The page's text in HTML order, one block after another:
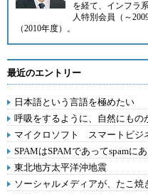
を経て、インフラ
人特別会員（～
（2010年度）。
最近のエントリー
日本語という言語を極めたい
呼吸をするように、自然にもの
マイクロソフト スマートビジ
SPAMはSPAMであってspamに
東北地方太平洋沖地震
ソーシャルメディアが、たこ焼